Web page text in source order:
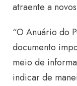
atraente a
“O Anuário do
documento
meio de
indicar de